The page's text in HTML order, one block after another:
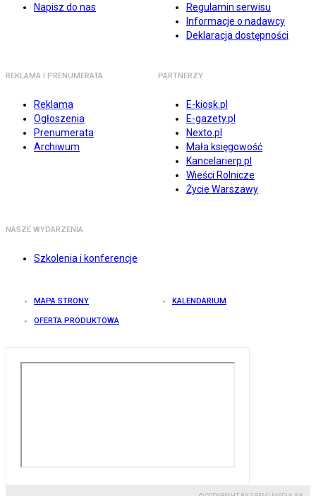
Napisz do nas
Regulamin serwisu
Informacje o nadawcy
Deklaracja dostępności
REKLAMA I PRENUMERATA
Reklama
Ogłoszenia
Prenumerata
Archiwum
PARTNERZY
E-kiosk.pl
E-gazety.pl
Nexto.pl
Mała księgowość
Kancelarierp.pl
Wieści Rolnicze
Życie Warszawy
NASZE WYDARZENIA
Szkolenia i konferencje
MAPA STRONY KALENDARIUM
OFERTA PRODUKTOWA